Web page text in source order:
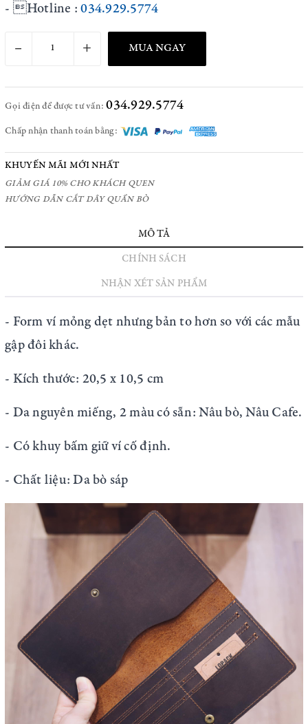
- Hotline :034.929.5774
– + MUA NGAY
Gọi điện để được tư vấn:034.929.5774
Chấp nhận thanh toán bằng:
KHUYẾN MÃI MỚI NHẤT
GIẢM GIÁ 10% CHO KHÁCH QUEN
HƯỚNG DẪN CẮT DÂY QUẦN BÒ
MÔ TẢ
CHÍNH SÁCH
NHẬN XÉT SẢN PHẨM
- Form ví mỏng dẹt nhưng bản to hơn so với các mẫu
gập đôi khác.
- Kích thước: 20,5 x 10,5 cm
- Da nguyên miếng, 2 màu có sẵn: Nâu bò, Nâu Cafe.
- Có khuy bấm giữ ví cố định.
- Chất liệu: Da bò sáp